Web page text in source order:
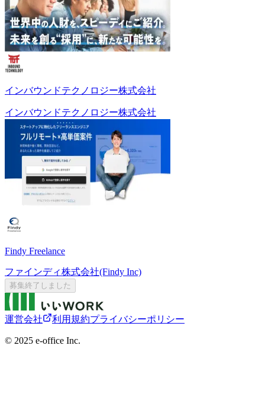
インバウンドテクノロジー株式会社
インバウンドテクノロジー株式会社
Findy Freelance
ファインディ株式会社(Findy Inc)
募集終了しました
運営会社 利用規約プライバシーポリシー
©︎ 2025 e-office Inc.